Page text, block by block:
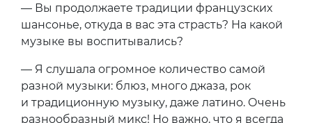
— Вы продолжаете традиции французских
шансонье, откуда в вас эта страсть? На какой
музыке вы воспитывались?
— Я слушала огромное количество самой
разной музыки: блюз, много джаза, рок
и традиционную музыку, даже латино. Очень
разнообразный микс! Но важно, что я всегда